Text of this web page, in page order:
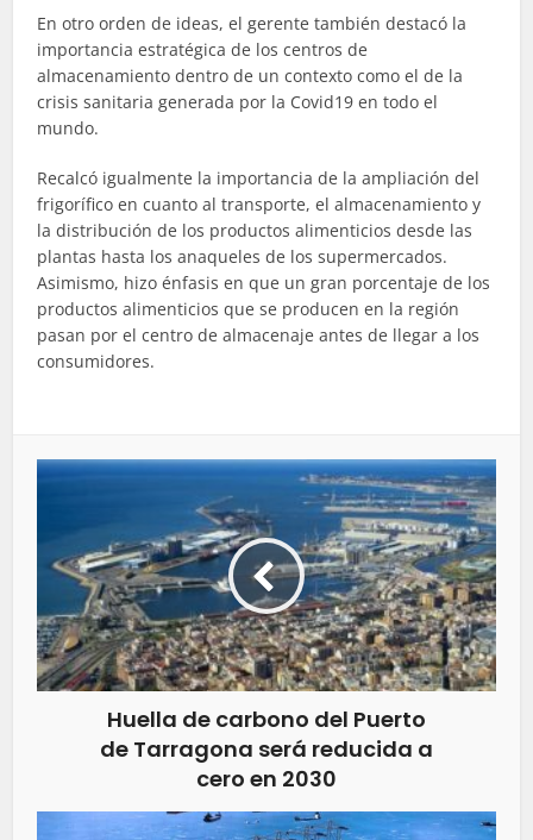
En otro orden de ideas, el gerente también destacó la
importancia estratégica de los centros de
almacenamiento dentro de un contexto como el de la
crisis sanitaria generada por la Covid19 en todo el
mundo.
Recalcó igualmente la importancia de la ampliación del
frigorífico en cuanto al transporte, el almacenamiento y
la distribución de los productos alimenticios desde las
plantas hasta los anaqueles de los supermercados.
Asimismo, hizo énfasis en que un gran porcentaje de los
productos alimenticios que se producen en la región
pasan por el centro de almacenaje antes de llegar a los
consumidores.
Huella de carbono del Puerto
de Tarragona será reducida a
cero en 2030